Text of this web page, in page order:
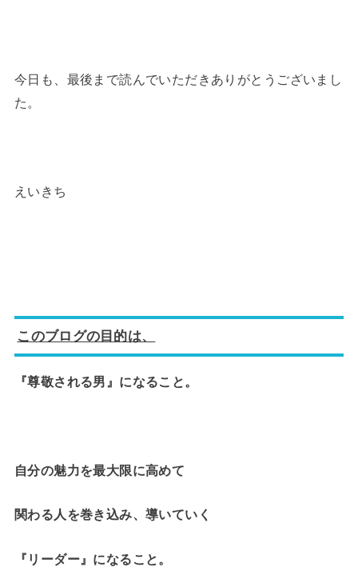
今日も、最後まで読んでいただきありがとうございまし
た。
えいきち
このブログの目的は、
『尊敬される男』になること。
自分の魅力を最大限に高めて
関わる人を巻き込み、導いていく
『リーダー』になること。